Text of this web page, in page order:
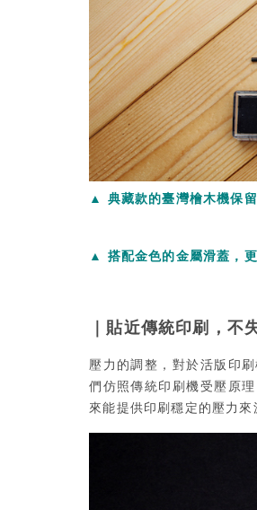
▲ 典藏款的臺灣檜木機保
▲ 搭配金色的金屬滑蓋，更
｜貼近傳統印刷，不
壓力的調整，對於活版印
們仿照傳統印刷機受壓原
來能提供印刷穩定的壓力